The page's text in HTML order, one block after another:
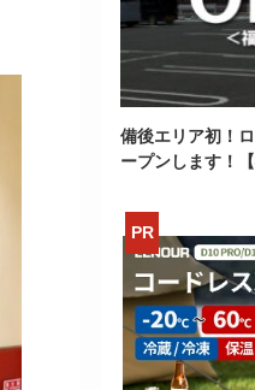
備後エリア初！
ープンします！